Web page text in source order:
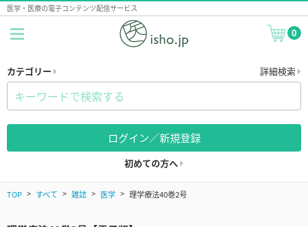
医学・医療の電子コンテンツ配信サービス
0
カテゴリー 詳細検索
ログイン／新規登録
初めての方へ
TOP すべて 雑誌 医学 理学療法40巻2号